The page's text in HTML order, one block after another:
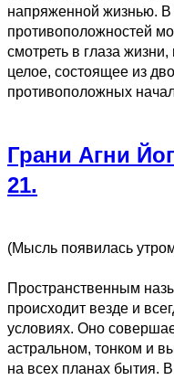
напряженной жизнью. В
противоположностей
смотреть в глаза
целое, состоящее из
противоположных
Грани Агни
21.
(Мысль появилась
Пространственным
происходит везде и
условиях. Оно
астральном, тонком и
на всех планах бытия.